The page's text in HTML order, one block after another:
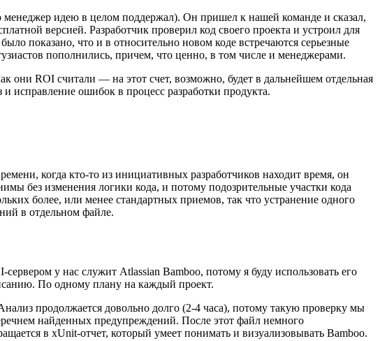
менеджер идею в целом поддержал). Он пришел к нашей команде и сказал,
версией. Разработчик проверил код своего проекта и устроил для
показано, что и в относительно новом коде встречаются серьезные
пополнились, причем, что ценно, в том числе и менеджерами.
они ROI считали — на этот счет, возможно, будет в дальнейшем отдельная
исправление ошибок в процесс разработки продукта.
когда кто-то из инициативных разработчиков находит время, он
без изменения логики кода, и потому подозрительные участки кода
более, или менее стандартных приемов, так что устранение одного
в отдельном файле.
у нас служит Atlassian Bamboo, потому я буду использовать его
По одному плану на каждый проект.
продолжается довольно долго (2-4 часа), потому такую проверку мы
найденных предупреждений. После этот файл немного
в xUnit-отчет, который умеет понимать и визуализовывать Bamboo.